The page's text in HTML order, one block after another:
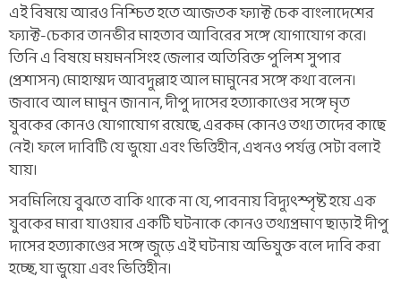
এই বিষয়ে আরও নিশ্চিত হতে আজতক ফ্যাক্ট চেক বাংলাদেশের
ফ্যাক্ট-চেকার তানভীর মাহতাব আবিরের সঙ্গে যোগাযোগ করে।
তিনি এ বিষয়ে ময়মনসিংহ জেলার অতিরিক্ত পুলিশ সুপার
(প্রশাসন) মোহাম্মদ আবদুল্লাহ আল মামুনের সঙ্গে কথা বলেন।
জবাবে আল মামুন জানান, দীপু দাসের হত্যাকাণ্ডের সঙ্গে মৃত
যুবকের কোনও যোগাযোগ রয়েছে, এরকম কোনও তথ্য তাদের কাছে
নেই। ফলে দাবিটি যে ভুয়ো এবং ভিত্তিহীন, এখনও পর্যন্ত সেটা বলাই
যায়।
সবমিলিয়ে বুঝতে বাকি থাকে না যে, পাবনায় বিদ্যুৎস্পৃষ্ট হয়ে এক
যুবকের মারা যাওয়ার একটি ঘটনাকে কোনও তথ্যপ্রমাণ ছাড়াই দীপু
দাসের হত্যাকাণ্ডের সঙ্গে জুড়ে এই ঘটনায় অভিযুক্ত বলে দাবি করা
হচ্ছে, যা ভুয়ো এবং ভিত্তিহীন।